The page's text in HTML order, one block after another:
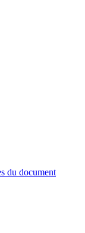
du document